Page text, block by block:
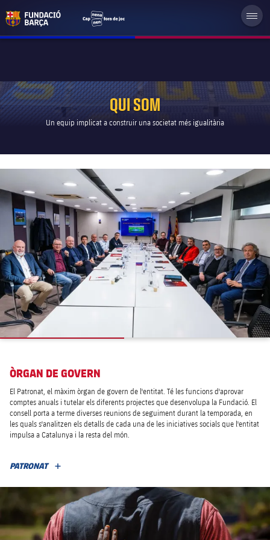
QUI SOM
Un equip implicat a construir una societat més igualitària
ÒRGAN DE GOVERN
El Patronat, el màxim òrgan de govern de l'entitat. Té les funcions d'aprovar
comptes anuals i tutelar els diferents projectes que desenvolupa la Fundació. El
consell porta a terme diverses reunions de seguiment durant la temporada, en
les quals s'analitzen els detalls de cada una de les iniciatives socials que l'entitat
impulsa a Catalunya i la resta del món.
PATRONAT